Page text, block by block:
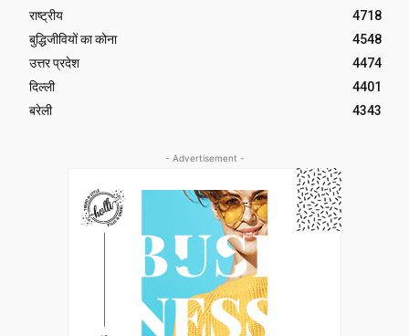
राष्ट्रीय
4718
बुद्धिजीवियों का कोना
4548
उत्तर प्रदेश
4474
दिल्ली
4401
बरेली
4343
- Advertisement -